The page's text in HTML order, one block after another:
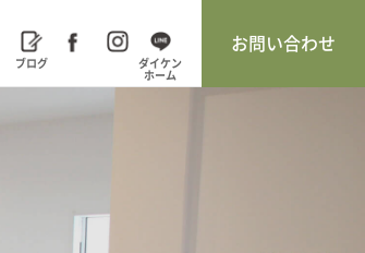
お問い合わせ